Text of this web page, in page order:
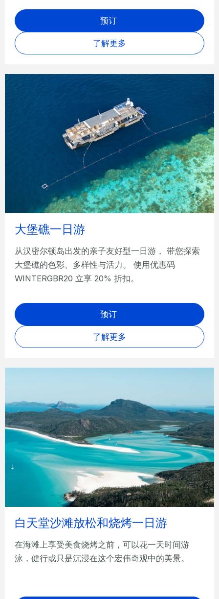
预订
了解更多
大堡礁一日游
从汉密尔顿岛出发的亲子友好型一日游， 带您探索
大堡礁的色彩、多样性与活力。 使用优惠码
WINTERGBR20 立享 20% 折扣。
预订
了解更多
白天堂沙滩放松和烧烤一日游
在海滩上享受美食烧烤之前，可以花一天时间游
泳，健行或只是沉浸在这个宏伟奇观中的美景。